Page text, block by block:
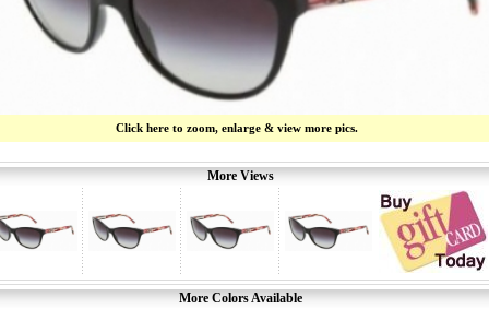
Click here to zoom, enlarge & view more pics.
More Views
More Colors Available